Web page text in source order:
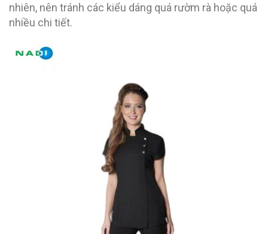
nhiên, nên tránh các kiểu dáng quá rườm rà hoặc quá
nhiều chi tiết.